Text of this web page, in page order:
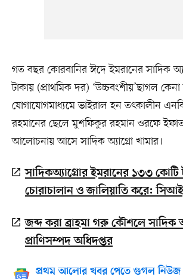
গত বছর কোরবানির ঈদে ইমরানের সাদিক
টাকায় (প্রাথমিক দর) ‘উচ্চবংশীয়’ছাগল
যোগাযোগমাধ্যমে ভাইরাল হন তৎকালীন
রহমানের ছেলে মুশফিকুর রহমান ওরফে
আলোচনায় আসে সাদিক অ্যাগ্রো খামার।
সাদিকঅ্যাগ্রোর ইমরানের ১৩৩ কোটি
চোরাচালান ও জালিয়াতি করে:
জব্দ করা ব্রাহমা গরু কৌশলে সাদিক
প্রাণিসম্পদ অধিদপ্তর
প্রথম আলোর খবর পেতে গুগল নিউজ